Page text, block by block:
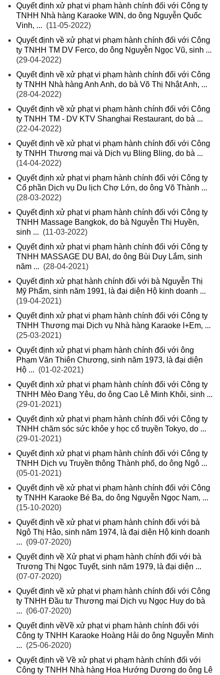
Quyết định xử phạt vi phạm hành chính đối với Công ty
TNHH Nhà hàng Karaoke WIN, do ông Nguyễn Quốc
Vinh, ... (11-05-2022)
Quyết định về xử phạt vi phạm hành chính đối với Công
ty TNHH TM DV Ferco, do ông Nguyễn Ngọc Vũ, sinh ...
(29-04-2022)
Quyết định về xử phạt vi phạm hành chính đối với Công
ty TNHH Nhà hàng Anh Anh, do bà Võ Thị Nhật Anh, ...
(28-04-2022)
Quyết định về xử phạt vi phạm hành chính đối với Công
ty TNHH TM - DV KTV Shanghai Restaurant, do bà ...
(22-04-2022)
Quyết định về xử phạt vi phạm hành chính đối với Công
ty TNHH Thương mại và Dịch vụ Bling Bling, do bà ...
(14-04-2022)
Quyết định xử phạt vi phạm hành chính đối với Công ty
Cổ phần Dịch vụ Du lịch Chợ Lớn, do ông Võ Thành ...
(28-03-2022)
Quyết định xử phạt vi phạm hành chính đối với Công ty
TNHH Massage Bangkok, do bà Nguyễn Thị Huyền,
sinh ... (11-03-2022)
Quyết định xử phạt vi phạm hành chính đối với Công ty
TNHH MASSAGE DU BAI, do ông Bùi Duy Lắm, sinh
năm ... (28-04-2021)
Quyết định xử phạt hành chính đối với bà Nguyễn Thị
Mỹ Phẩm, sinh năm 1991, là đại diện Hộ kinh doanh ...
(19-04-2021)
Quyết định xử phạt vi phạm hành chính đối với Công ty
TNHH Thương mại Dịch vụ Nhà hàng Karaoke I+Em, ...
(25-03-2021)
Quyết định xử phạt vi phạm hành chính đối với ông
Phạm Văn Thiên Chương, sinh năm 1973, là đại diện
Hộ ... (01-02-2021)
Quyết định xử phạt vi phạm hành chính đối với Công ty
TNHH Mèo Đang Yêu, do ông Cao Lê Minh Khôi, sinh ...
(29-01-2021)
Quyết định xử phạt vi phạm hành chính đối với Công ty
TNHH chăm sóc sức khỏe y học cổ truyền Tokyo, do ...
(29-01-2021)
Quyết định xử phạt vi phạm hành chính đối với Công ty
TNHH Dịch vụ Truyền thông Thành phố, do ông Ngô ...
(05-01-2021)
Quyết định về xử phạt vi phạm hành chính đối với Công
ty TNHH Karaoke Bé Ba, do ông Nguyễn Ngọc Nam, ...
(15-10-2020)
Quyết định về xử phạt vi phạm hành chính đối với bà
Ngô Thị Hảo, sinh năm 1974, là đại diện Hộ kinh doanh
... (09-07-2020)
Quyết định về Xử phạt vi phạm hành chính đối với bà
Trương Thị Ngọc Tuyết, sinh năm 1979, là đại diện ...
(07-07-2020)
Quyết định về xử phạt vi phạm hành chính đối với Công
ty TNHH Đầu tư Thương mại Dịch vụ Ngọc Huy do bà
... (06-07-2020)
Quyết định vềVề xử phạt vi phạm hành chính đối với
Công ty TNHH Karaoke Hoàng Hải do ông Nguyễn Minh
... (25-06-2020)
Quyết định về Về xử phạt vi phạm hành chính đối với
Công ty TNHH Nhà hàng Hoa Hướng Dương do ông Lê